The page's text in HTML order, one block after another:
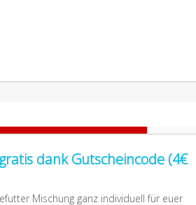
dank Gutscheincode (4€
Mischung ganz individuell für euer